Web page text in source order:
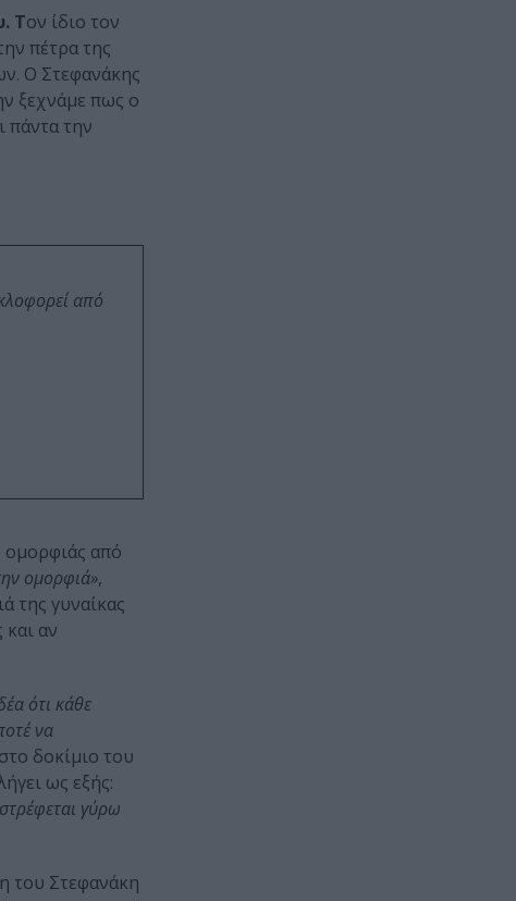
Τον ίδιο τον
πέτρα της
Ο Στεφανάκης
ξεχνάμε πως ο
πάντα την
από
ομορφιάς από
ομορφιά»,
της γυναίκας
αν
ότι κάθε
να
δοκίμιο του
ως εξής:
γύρω
του Στεφανάκη